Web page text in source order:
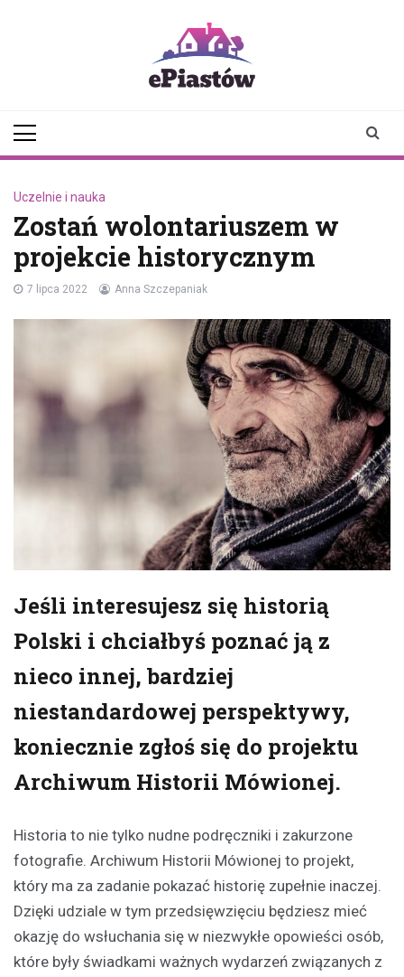
Uczelnie i nauka
Zostań wolontariuszem w
projekcie historycznym
7 lipca 2022 Anna Szczepaniak
Jeśli interesujesz się historią
Polski i chciałbyś poznać ją z
nieco innej, bardziej
niestandardowej perspektywy,
koniecznie zgłoś się do projektu
Archiwum Historii Mówionej.
Historia to nie tylko nudne podręczniki i zakurzone
fotografie. Archiwum Historii Mówionej to projekt,
który ma za zadanie pokazać historię zupełnie inaczej.
Dzięki udziale w tym przedsięwzięciu będziesz mieć
okazję do wsłuchania się w niezwykłe opowieści osób,
które były świadkami ważnych wydarzeń związanych z